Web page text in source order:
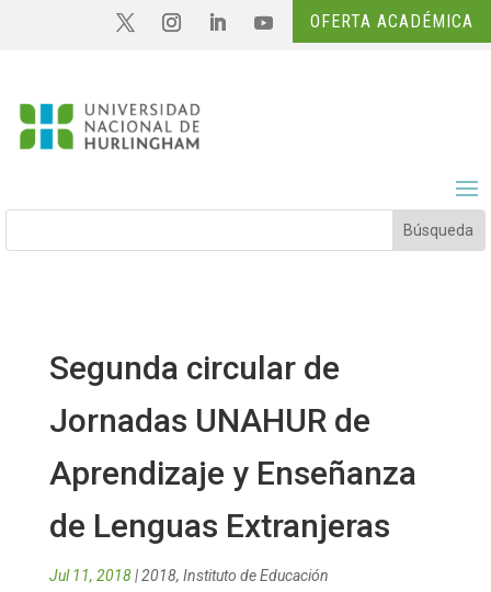
OFERTA ACADÉMICA
Segunda circular de
Jornadas UNAHUR de
Aprendizaje y Enseñanza
de Lenguas Extranjeras
Jul 11, 2018|2018, Instituto de Educación